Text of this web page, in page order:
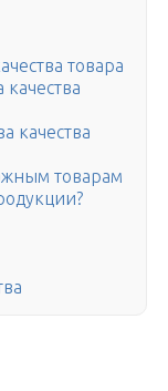
товара
качества
товарам